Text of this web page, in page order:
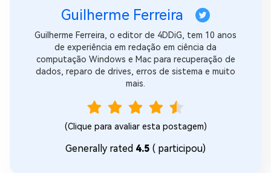
Guilherme Ferreira
Guilherme Ferreira, o editor de 4DDiG, tem 10 anos
de experiência em redação em ciência da
computação Windows e Mac para recuperação de
dados, reparo de drives, erros de sistema e muito
mais.
(Clique para avaliar esta postagem)
Generally rated 4.5 ( participou)